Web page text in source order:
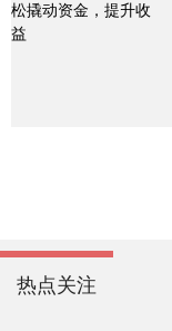
热点关注